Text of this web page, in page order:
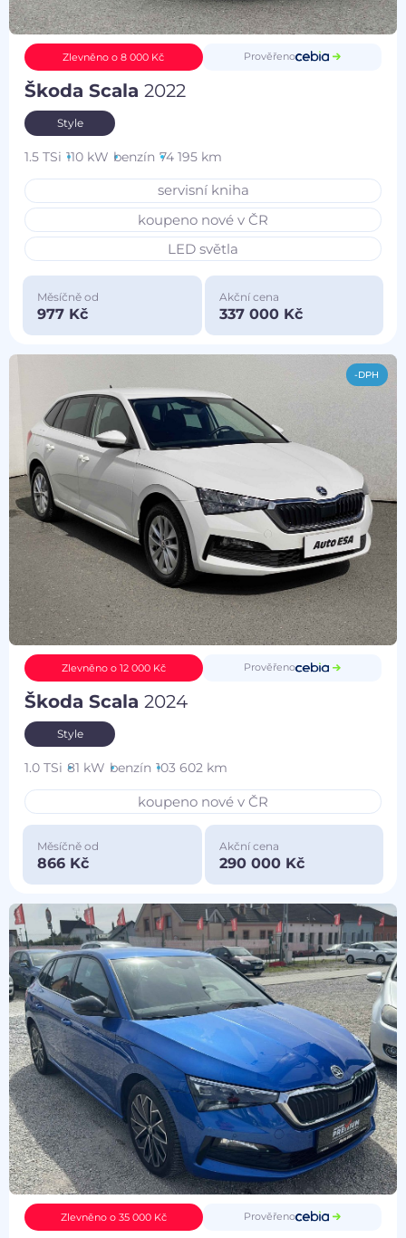
Zlevněno o 8 000 Kč Prověřeno
Škoda Scala2022
Style
1.5 TSi 110 kW benzín 74 195 km
servisní kniha
koupeno nové v ČR
LED světla
Měsíčně od
977 Kč
Akční cena
337 000 Kč
-DPH
Zlevněno o 12 000 Kč Prověřeno
Škoda Scala2024
Style
1.0 TSi 81 kW benzín 103 602 km
koupeno nové v ČR
Měsíčně od
866 Kč
Akční cena
290 000 Kč
Zlevněno o 35 000 Kč Prověřeno